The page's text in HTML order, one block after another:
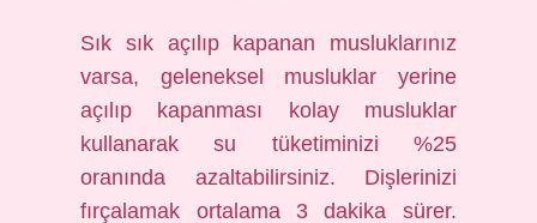
Sık sık açılıp kapanan musluklarınız
varsa, geleneksel musluklar yerine
açılıp kapanması kolay musluklar
kullanarak su tüketiminizi %25
oranında azaltabilirsiniz. Dişlerinizi
fırçalamak ortalama 3 dakika sürer.